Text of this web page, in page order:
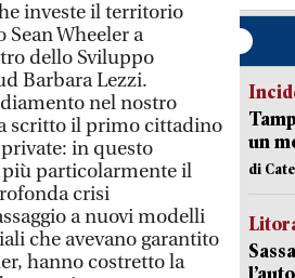
investe il territorio
Wheeler a
dello Sviluppo
Barbara Lezzi.
nel nostro
scritto il primo cittadino
in questo
più particolarmente il
crisi
a nuovi modelli
che avevano garantito
hanno costretto la
un
di